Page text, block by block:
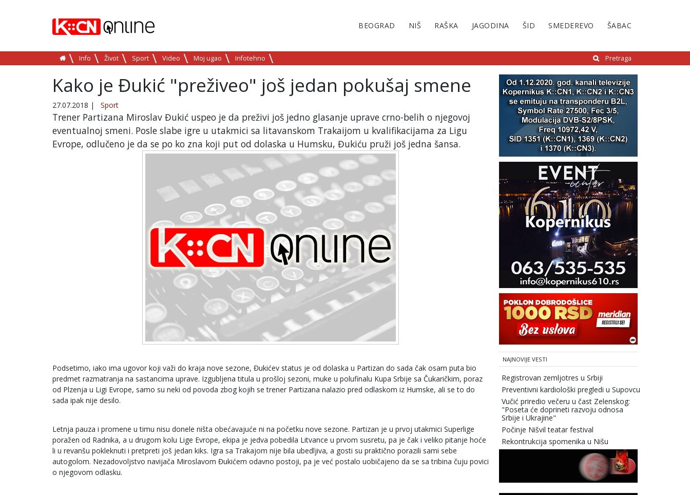
BEOGRAD NIŠ RAŠKA JAGODINA ŠID SMEDEREVO ŠABAC
Info Život Sport Video Moj ugao Infotehno Pretraga
Kako je Đukić "preživeo" još jedan pokušaj smene
27.07.2018 | Sport
Trener Partizana Miroslav Đukić uspeo je da preživi još jedno glasanje uprave crno-belih o njegovoj
eventualnoj smeni. Posle slabe igre u utakmici sa litavanskom Trakaijom u kvalifikacijama za Ligu
Evrope, odlučeno je da se po ko zna koji put od dolaska u Humsku, Đukiću pruži još jedna šansa.
Podsetimo, iako ima ugovor koji važi do kraja nove sezone, Đukićev status je od dolaska u Partizan do sada čak osam puta bio
predmet razmatranja na sastancima uprave. Izgubljena titula u prošloj sezoni, muke u polufinalu Kupa Srbije sa Čukaričkim, poraz
od Plzenja u Ligi Evrope, samo su neki od povoda zbog kojih se trener Partizana nalazio pred odlaskom iz Humske, ali se to do
sada ipak nije desilo.
Letnja pauza i promene u timu nisu donele ništa obećavajuće ni na početku nove sezone. Partizan je u prvoj utakmici Superlige
poražen od Radnika, a u drugom kolu Lige Evrope, ekipa je jedva pobedila Litvance u prvom susretu, pa je čak i veliko pitanje hoće
li u revanšu pokleknuti i pretpreti još jedan kiks. Igra sa Trakajom nije bila ubedljiva, a gosti su praktično porazili sami sebe
autogolom. Nezadovoljstvo navijača Miroslavom Đukićem odavno postoji, pa je već postalo uobičajeno da se sa tribina čuju povici
o njegovom odlasku.
NAJNOVIJE VESTI
Registrovan zemljotres u Srbiji
Preventivni kardiološki pregledi u Supovcu
Vučić priredio večeru u čast Zelenskog:
"Poseta će doprineti razvoju odnosa
Srbije i Ukrajine"
Počinje Nišvil teatar festival
Rekontrukcija spomenika u Nišu